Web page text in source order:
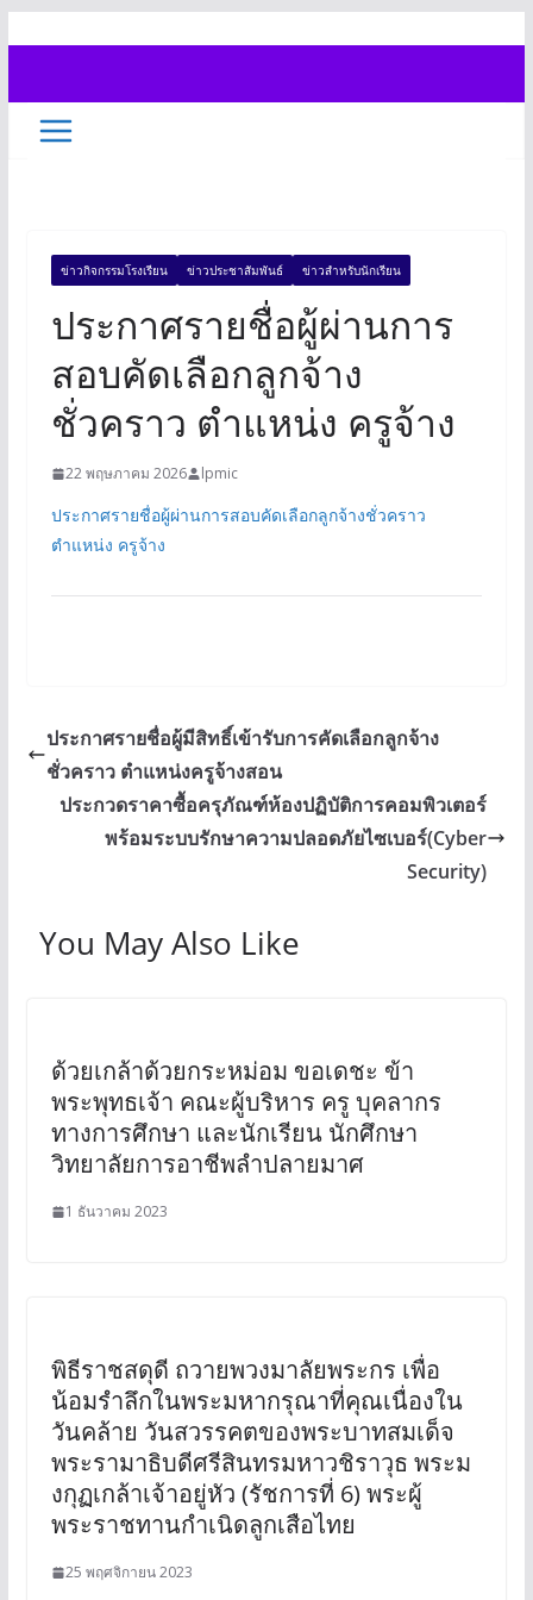
ข่าวกิจกรรมโรงเรียน ข่าวประชาสัมพันธ์ ข่าวสำหรับนักเรียน
ประกาศรายชื่อผู้ผ่านการ
สอบคัดเลือกลูกจ้าง
ชั่วคราว ตำแหน่ง ครูจ้าง
22 พฤษภาคม 2026 lpmic
ประกาศรายชื่อผู้ผ่านการสอบคัดเลือกลูกจ้างชั่วคราว
ตำแหน่ง ครูจ้าง
ประกาศรายชื่อผู้มีสิทธิ์เข้ารับการคัดเลือกลูกจ้าง
ชั่วคราว ตำแหน่งครูจ้างสอน
ประกวดราคาซื้อครุภัณฑ์ห้องปฏิบัติการคอมพิวเตอร์
พร้อมระบบรักษาความปลอดภัยไซเบอร์(Cyber
Security)
You May Also Like
ด้วยเกล้าด้วยกระหม่อม ขอเดชะ ข้า
พระพุทธเจ้า คณะผู้บริหาร ครู บุคลากร
ทางการศึกษา และนักเรียน นักศึกษา
วิทยาลัยการอาชีพลำปลายมาศ
1 ธันวาคม 2023
พิธีราชสดุดี ถวายพวงมาลัยพระกร เพื่อ
น้อมรำลึกในพระมหากรุณาที่คุณเนื่องใน
วันคล้าย วันสวรรคตของพระบาทสมเด็จ
พระรามาธิบดีศรีสินทรมหาวชิราวุธ พระม
งกุฏเกล้าเจ้าอยู่หัว (รัชการที่ 6) พระผู้
พระราชทานกำเนิดลูกเสือไทย
25 พฤศจิกายน 2023